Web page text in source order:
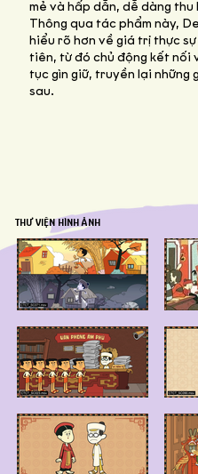
mẻ và hấp dẫn, dễ dàng
Thông qua tác phẩm này,
hiểu rõ hơn về giá trị thực
tiên, từ đó chủ động kết nối
tục gìn giữ, truyền lại những
sau.
THƯ VIỆN HÌNH ẢNH